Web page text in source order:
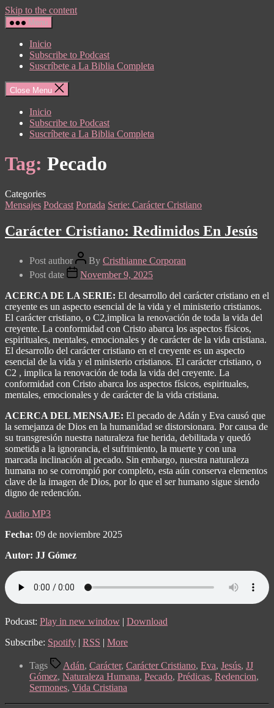
Skip to the content
Menu
Inicio
Subscribe to Podcast
Suscríbete a La Biblia Completa
Close Menu
Inicio
Subscribe to Podcast
Suscríbete a La Biblia Completa
Tag: Pecado
Categories
Mensajes Podcast Portada Serie: Carácter Cristiano
Carácter Cristiano: Redimidos En Jesús
Post author By Cristhianne Corporan
Post date
November 9, 2025
ACERCA DE LA SERIE: El desarrollo del carácter cristiano en el
creyente es un aspecto esencial de la vida y el ministerio cristianos.
El carácter cristiano, o C2,implica la renovación de toda la vida del
creyente. La conformidad con Cristo abarca los aspectos físicos,
espirituales, mentales, emocionales y de carácter de la vida cristiana.
El desarrollo del carácter cristiano en el creyente es un aspecto
esencial de la vida y el ministerio cristianos. El carácter cristiano, o
C2 , implica la renovación de toda la vida del creyente. La
conformidad con Cristo abarca los aspectos físicos, espirituales,
mentales, emocionales y de carácter de la vida cristiana.
ACERCA DEL MENSAJE: El pecado de Adán y Eva causó que
la semejanza de Dios en la humanidad se distorsionara. Por causa de
su transgresión nuestra naturaleza fue herida, debilitada y quedó
sometida a la ignorancia, el sufrimiento, la muerte y con una
marcada inclinación al pecado. Sin embargo, nuestra naturaleza
humana no se corrompió por completo, esta aún conserva elementos
clave de la imagen de Dios, por lo que el ser humano sigue siendo
digno de redención.
Audio MP3
Fecha: 09 de noviembre 2025
Autor: JJ Gómez
Podcast: Play in new window | Download
Subscribe: Spotify | RSS | More
Tags Adán, Carácter, Carácter Cristiano, Eva, Jesús, JJ
Gómez, Naturaleza Humana, Pecado, Prédicas, Redencion,
Sermones, Vida Cristiana